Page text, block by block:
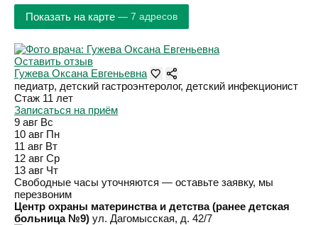
Показать на карте — 7 адресов
Оставить отзыв
Гужева Оксана Евгеньевна
педиатр, детский гастроэнтеролог, детский инфекционист
Стаж 11 лет
Записаться на приём
9 авг Вс
10 авг Пн
11 авг Вт
12 авг Ср
13 авг Чт
Свободные часы уточняются — оставьте заявку, мы
перезвоним
Центр охраны материнства и детства (ранее детская
больница №9) ул. Дагомысская, д. 42/7